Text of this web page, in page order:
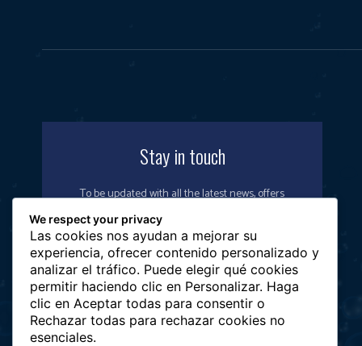
Stay in touch
To be updated with all the latest news, offers
and special announcements.
SIGN UP
We respect your privacy
Las cookies nos ayudan a mejorar su
experiencia, ofrecer contenido personalizado y
analizar el tráfico. Puede elegir qué cookies
permitir haciendo clic en Personalizar. Haga
clic en Aceptar todas para consentir o
Rechazar todas para rechazar cookies no
esenciales.